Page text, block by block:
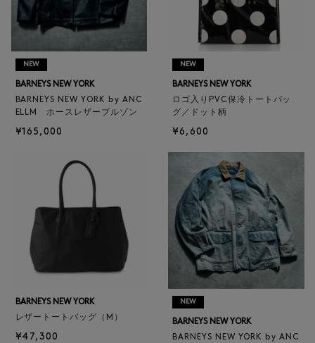
NEW
BARNEYS NEW YORK
BARNEYS NEW YORK by ANC
ELLM ホースレザーブルゾン
¥165,000
NEW
BARNEYS NEW YORK
ロゴ入りPVC保冷トートバッ
グ／ドット柄
¥6,600
BARNEYS NEW YORK
レザートートバッグ（M）
¥47,300
NEW
BARNEYS NEW YORK
BARNEYS NEW YORK by ANC